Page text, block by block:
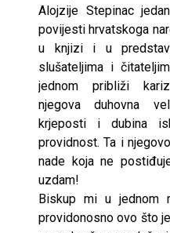
Alojzije Stepinac
povijesti hrvatskoga
u knjizi i u
slušateljima i
jednom približi
njegova duhovna
krjeposti i dubina
providnost. Ta i
nade koja ne
uzdam!
Biskup mi u jednom
providonosno ovo što